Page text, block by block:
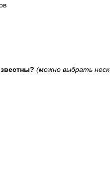
(можно выбрать